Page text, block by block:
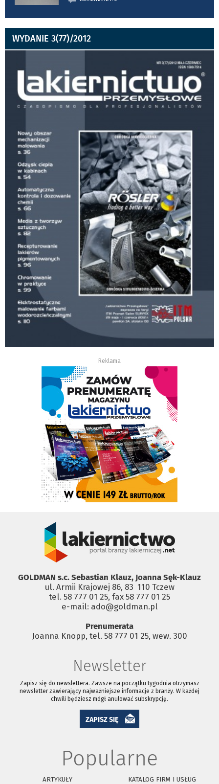
WYDANIE 3(77)/2012
Reklama
GOLDMAN s.c. Sebastian Klauz, Joanna Sęk-Klauz
ul. Armii Krajowej 86, 83 ­ 110 Tczew
tel. 58 777 01 25, fax 58 777 01 25
e-mail: ado@goldman.pl
Prenumerata
Joanna Knopp, tel. 58 777 01 25, wew. 300
Newsletter
Zapisz się do newslettera. Zawsze na początku tygodnia otrzymasz
newsletter zawierający najważniejsze informacje z branży. W każdej
chwili będziesz mógł anulować subskrypcję.
ZAPISZ SIĘ
Popularne
ARTYKUŁY
KATALOG FIRM I USŁUG